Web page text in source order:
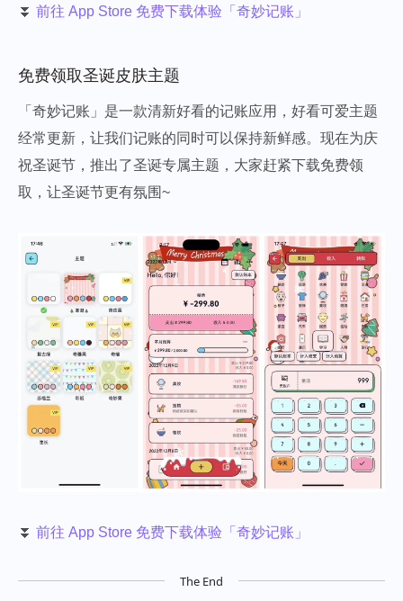
⏬ 前往 App Store 免费下载体验「奇妙记账」
免费领取圣诞皮肤主题
「奇妙记账」是一款清新好看的记账应用，好看可爱主题
经常更新，让我们记账的同时可以保持新鲜感。现在为庆
祝圣诞节，推出了圣诞专属主题，大家赶紧下载免费领
取，让圣诞节更有氛围~
⏬ 前往 App Store 免费下载体验「奇妙记账」
The End